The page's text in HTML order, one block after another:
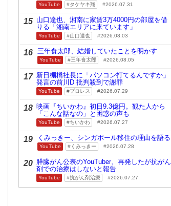
YouTube タケヤキ翔 2026.07.31
15 山口達也、湘南に家賃3万4000円の部屋を借
りる「湘南エリアに来ています」
YouTube 山口達也 2026.08.03
16 三年食太郎、結婚していたことを明かす
YouTube 三年食太郎 2026.08.05
17 新日棚橋社長に「パソコン打てるんですか」
発言の前川D 批判殺到で謝罪
YouTube プロレス 2026.07.29
18 映画『ちいかわ』初日9.3億円。観た人から
「こんな話なの」と困惑の声も
YouTube ちいかわ 2026.07.27
19 くみっきー、シンガポール移住の理由を語る
YouTube くみっきー 2026.07.28
20 膵臓がん公表のYouTuber、再発したが抗がん
剤での治療はしないと報告
YouTube 抗がん剤治療 2026.07.27